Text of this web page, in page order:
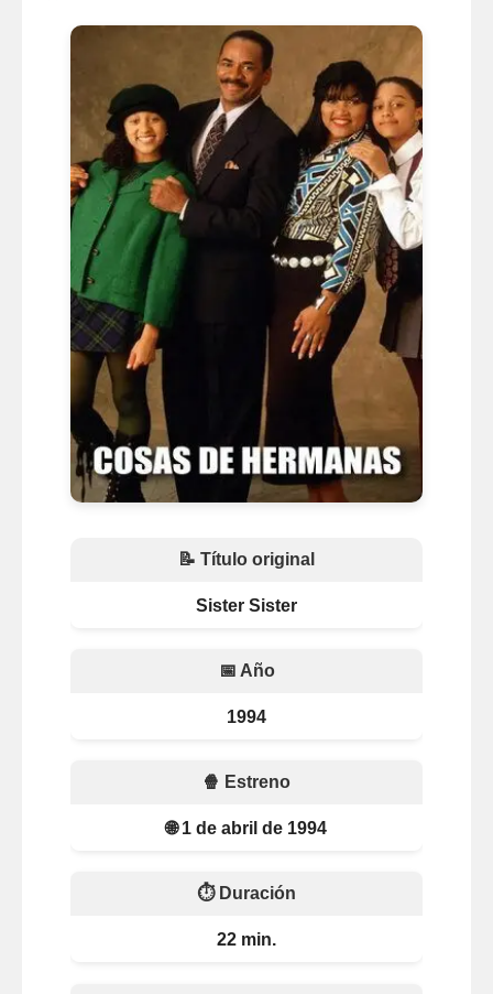
📝 Título original
Sister Sister
📅 Año
1994
🍿 Estreno
🌐 1 de abril de 1994
⏱️ Duración
22 min.